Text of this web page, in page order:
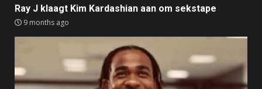
Ray J klaagt Kim Kardashian aan om sekstape
9 months ago